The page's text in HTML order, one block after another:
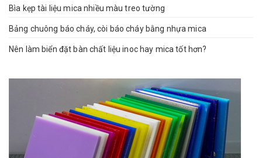
Bìa kẹp tài liệu mica nhiều màu treo tường
Bảng chuông báo cháy, còi báo cháy bằng nhựa mica
Nên làm biển đặt bàn chất liệu inoc hay mica tốt hơn?